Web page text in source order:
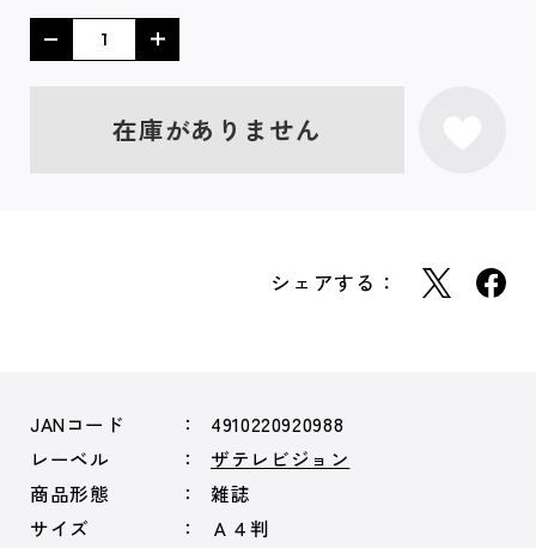
在庫がありません
シェアする：
JANコード
4910220920988
レーベル
ザテレビジョン
商品形態
雑誌
サイズ
Ａ４判